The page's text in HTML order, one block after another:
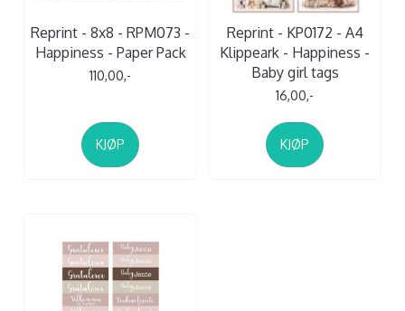
Reprint - 8x8 - RPM073 -
Happiness - Paper Pack
110,00,-
KJØP
Reprint - KP0172 - A4
Klippeark - Happiness -
Baby girl tags
16,00,-
KJØP